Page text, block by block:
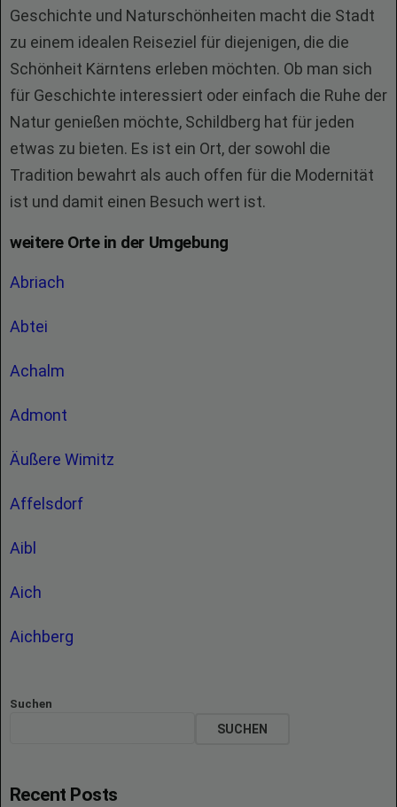
Geschichte und Naturschönheiten macht die Stadt
zu einem idealen Reiseziel für diejenigen, die die
Schönheit Kärntens erleben möchten. Ob man sich
für Geschichte interessiert oder einfach die Ruhe der
Natur genießen möchte, Schildberg hat für jeden
etwas zu bieten. Es ist ein Ort, der sowohl die
Tradition bewahrt als auch offen für die Modernität
ist und damit einen Besuch wert ist.
weitere Orte in der Umgebung
Abriach
Abtei
Achalm
Admont
Äußere Wimitz
Affelsdorf
Aibl
Aich
Aichberg
Suchen
SUCHEN
Recent Posts